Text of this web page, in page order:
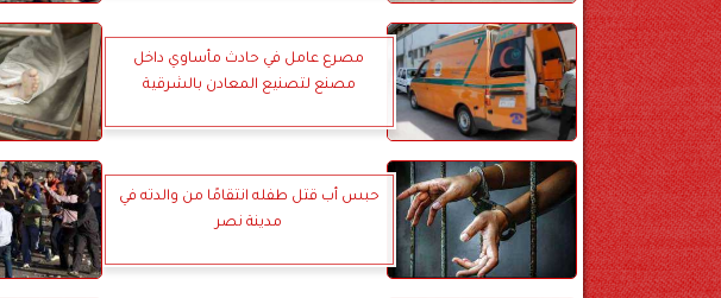
مصرع عامل في حادث مأساوي داخل
مصنع لتصنيع المعادن بالشرقية
حبس أب قتل طفله انتقامًا من والدته في
مدينة نصر